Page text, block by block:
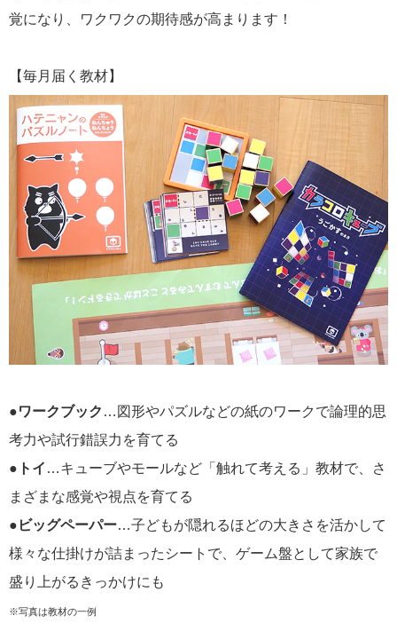
覚になり、ワクワクの期待感が高まります！
【毎月届く教材】
●ワークブック …図形やパズルなどの紙のワークで論理的思
考力や試行錯誤力を育てる
●トイ …キューブやモールなど「触れて考える」教材で、さ
まざまな感覚や視点を育てる
●ビッグペーパー…子どもが隠れるほどの大きさを活かして
様々な仕掛けが詰まったシートで、ゲーム盤として家族で
盛り上がるきっかけにも
※写真は教材の一例